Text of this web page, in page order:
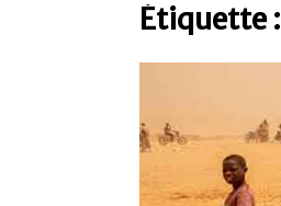
Étiquette :